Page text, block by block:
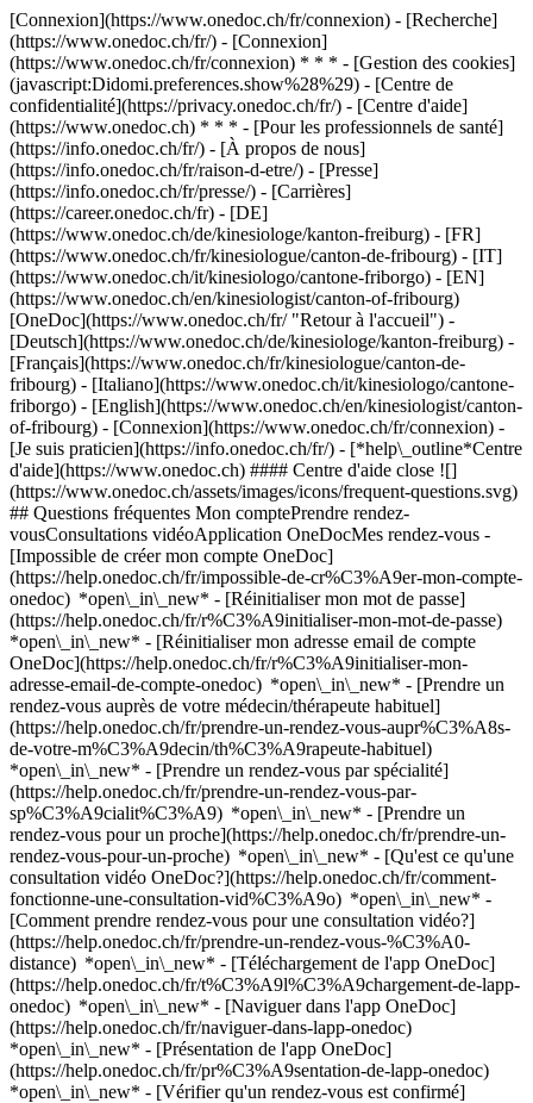
[Connexion](https://www.onedoc.ch/fr/connexion) - [Recherche]
(https://www.onedoc.ch/fr/) - [Connexion]
(https://www.onedoc.ch/fr/connexion) * * * - [Gestion des cookies]
(javascript:Didomi.preferences.show%28%29) - [Centre de
confidentialité](https://privacy.onedoc.ch/fr/) - [Centre d'aide]
(https://www.onedoc.ch) * * * - [Pour les professionnels de santé]
(https://info.onedoc.ch/fr/) - [À propos de nous]
(https://info.onedoc.ch/fr/raison-d-etre/) - [Presse]
(https://info.onedoc.ch/fr/presse/) - [Carrières]
(https://career.onedoc.ch/fr) - [DE]
(https://www.onedoc.ch/de/kinesiologe/kanton-freiburg) - [FR]
(https://www.onedoc.ch/fr/kinesiologue/canton-de-fribourg) - [IT]
(https://www.onedoc.ch/it/kinesiologo/cantone-friborgo) - [EN]
(https://www.onedoc.ch/en/kinesiologist/canton-of-fribourg)
[OneDoc](https://www.onedoc.ch/fr/ "Retour à l'accueil") -
[Deutsch](https://www.onedoc.ch/de/kinesiologe/kanton-freiburg) -
[Français](https://www.onedoc.ch/fr/kinesiologue/canton-de-
fribourg) - [Italiano](https://www.onedoc.ch/it/kinesiologo/cantone-
friborgo) - [English](https://www.onedoc.ch/en/kinesiologist/canton-
of-fribourg) - [Connexion](https://www.onedoc.ch/fr/connexion) -
[Je suis praticien](https://info.onedoc.ch/fr/) - [*help\_outline*Centre
d'aide](https://www.onedoc.ch) #### Centre d'aide close ![]
(https://www.onedoc.ch/assets/images/icons/frequent-questions.svg)
## Questions fréquentes Mon comptePrendre rendez-
vousConsultations vidéoApplication OneDocMes rendez-vous -
[Impossible de créer mon compte OneDoc]
(https://help.onedoc.ch/fr/impossible-de-cr%C3%A9er-mon-compte-
onedoc) *open\_in\_new* - [Réinitialiser mon mot de passe]
(https://help.onedoc.ch/fr/r%C3%A9initialiser-mon-mot-de-passe)
*open\_in\_new* - [Réinitialiser mon adresse email de compte
OneDoc](https://help.onedoc.ch/fr/r%C3%A9initialiser-mon-
adresse-email-de-compte-onedoc) *open\_in\_new* - [Prendre un
rendez-vous auprès de votre médecin/thérapeute habituel]
(https://help.onedoc.ch/fr/prendre-un-rendez-vous-aupr%C3%A8s-
de-votre-m%C3%A9decin/th%C3%A9rapeute-habituel)
*open\_in\_new* - [Prendre un rendez-vous par spécialité]
(https://help.onedoc.ch/fr/prendre-un-rendez-vous-par-
sp%C3%A9cialit%C3%A9) *open\_in\_new* - [Prendre un
rendez-vous pour un proche](https://help.onedoc.ch/fr/prendre-un-
rendez-vous-pour-un-proche) *open\_in\_new* - [Qu'est ce qu'une
consultation vidéo OneDoc?](https://help.onedoc.ch/fr/comment-
fonctionne-une-consultation-vid%C3%A9o) *open\_in\_new* -
[Comment prendre rendez-vous pour une consultation vidéo?]
(https://help.onedoc.ch/fr/prendre-un-rendez-vous-%C3%A0-
distance) *open\_in\_new* - [Téléchargement de l'app OneDoc]
(https://help.onedoc.ch/fr/t%C3%A9l%C3%A9chargement-de-lapp-
onedoc) *open\_in\_new* - [Naviguer dans l'app OneDoc]
(https://help.onedoc.ch/fr/naviguer-dans-lapp-onedoc)
*open\_in\_new* - [Présentation de l'app OneDoc]
(https://help.onedoc.ch/fr/pr%C3%A9sentation-de-lapp-onedoc)
*open\_in\_new* - [Vérifier qu'un rendez-vous est confirmé](https://help.onedoc.ch/fr/v%C3%A9rifier-quun-rendez-vous-est-confirm%C3%A9) *open\_in\_new* - [Annuler un rendez-vous pris en ligne sur OneDoc](https://help.onedoc.ch/fr/annuler-un-rendez-vous-pris-en-ligne-sur-onedoc) *open\_in\_new* - [Je ne reçois pas de confirmation de rendez-vous](https://help.onedoc.ch/fr/je-ne-re%C3%A7ois-pas-de-confirmation-de-rendez-vous) *open\_in\_new* [Voir tous nos articles *open\_in\_new*](https://help.onedoc.ch/fr/) close ## Modifier votre recherche ![Maison avec un signe plus annonçant qu’une consultation peut être effectuée sur place](https://www.onedoc.ch/assets/images/icons/on-site.svg) Sur place ![Caméra avec un symbole lecture annonçant qu’une consultation peut être effectuée à distance en vidéo](https://www.onedoc.ch/assets/images/icons/remote.svg) À distance Rechercher #### Spécialités #### Praticiens #### Établissements edit Kinésiologue dans le canton de Fribourg tune Filtrer par Nouveaux patients*keyboard\_arrow\_down* - Acceptés*check\_circle* Langue parlée*keyboard\_arrow\_down* - Albanais*check\_circle* - Anglais*check\_circle* - Espagnol*check\_circle* - Français*check\_circle* - Portugais*check\_circle* - Tchèque*check\_circle* Sexe*keyboard\_arrow\_down* - Femme*check\_circle* - Homme*check\_circle* Réseau*keyboard\_arrow\_down* - ASCA*check\_circle* - RME*check\_circle* Disponibilité*keyboard\_arrow\_down* - Disponible aujourdhui*check\_circle* - Dans les 3 prochains jours*check\_circle* - Dans les 7 prochains jours*check\_circle* - Dans les 14 prochains jours*check\_circle* # Kinésiologue dans le canton de Fribourg: prenez rendez-vous en ligne aujourd'hui [![M. Florian Gandubert, ostéopathe à Fribourg](https://assets.onedoc.ch/images/users/d830776ad453d932aa1dd05a77c5f871f818ba4239b6e2414797c6981a611c09-small.jpg "M. Florian Gandubert, ostéopathe à Fribourg")](https://www.onedoc.ch/fr/osteopathe/fribourg/pkxl/florian-gandubert) ### [M. Florian Gandubert](https://www.onedoc.ch/fr/osteopathe/fribourg/pkxl/florian-gandubert) ![Badge indiquant un profil vérifié](https://www.onedoc.ch/assets/images/icons/checkmark.svg) [Ostéopathe](https://www.onedoc.ch/fr/osteopathe/fribourg), [Kinésiologue](https://www.onedoc.ch/fr/kinesiologue/fribourg) [Cabinet d'ostéopathie et kinésiologie Florian Gandubert, Espace Anahata](https://www.onedoc.ch/fr/cabinet-d-osteopathie/fribourg/eemu/cabinet-d-osteopathie-et-kinesiologie-florian-gandubert-espace-anahata) Avenue de la Gare 1 1700 Fribourg ![M. Florian Gandubert est affilié au réseau ASCA](https://assets.onedoc.ch/images/networks/logos/496d325fd4282f2f0a46197dd629fd16fcd2d324839e441a2a65aaa74df08a15-small.png)![M. Florian Gandubert est affilié au réseau RME](https://assets.onedoc.ch/images/networks/logos/a202aabd14cdddb5ff03205af2481fb805645ff903773c55a6c572d22f23762e-small.png) ![Icône caméra avec un symbole lecture annonçant que le professionnel de santé propose des consultations vidéo](https://www.onedoc.ch/assets/images/icons/video-consultations.svg)Consultations vidéo disponibles ![Icône patient avec un signe plus annonçant que le professionnel accepte de nouveaux patients](https://www.onedoc.ch/assets/images/icons/new-patients.svg)Accepte les nouveaux patients [Réserver un RDV](https://www.onedoc.ch/fr/osteopathe/fribourg/pkxl/florian-gandubert) *chevron\_left* lun. 03 août *chevron\_right* Voir plus de rendez-vous *error\_outline* Une erreur s'est produite lors du chargement des disponibilités [Réessayer](https://www.onedoc.ch) [![Mme Carole Isler, kinésiologue à Morlon](https://assets.onedoc.ch/images/users/631a6b02b14a1d4d3c2c88ce16e5d671437f8604716b15c7715c8c953e7e7a65-small.jpg "Mme Carole Isler, kinésiologue à Morlon")](https://www.onedoc.ch/fr/kinesiologue/morlon/pc03b/carole-isler) ### [Mme Carole Isler](https://www.onedoc.ch/fr/kinesiologue/morlon/pc03b/carole-isler) ![Badge indiquant un profil vérifié](https://www.onedoc.ch/assets/images/icons/checkmark.svg) [Kinésiologue](https://www.onedoc.ch/fr/kinesiologue/morlon) Carole Isler, Kinésiologie (Morlon) Route du Lac 23 1638 Morlon ![Mme Carole Isler est affiliée au réseau ASCA](https://assets.onedoc.ch/images/networks/logos/496d325fd4282f2f0a46197dd629fd16fcd2d324839e441a2a65aaa74df08a15-small.png)![Mme Carole Isler est affiliée au réseau RME](https://assets.onedoc.ch/images/networks/logos/a202aabd14cdddb5ff03205af2481fb805645ff903773c55a6c572d22f23762e-small.png) ![Icône patient avec un signe plus annonçant que le professionnel accepte de nouveaux patients](https://www.onedoc.ch/assets/images/icons/new-patients.svg)Accepte les nouveaux patients [Réserver un RDV](https://www.onedoc.ch/fr/kinesiologue/morlon/pc03b/carole-isler) *chevron\_left* lun. 03 août *chevron\_right* Voir plus de rendez-vous *error\_outline* Une erreur s'est produite lors du chargement des disponibilités [Réessayer](https://www.onedoc.ch) [![Mme Audrey Tâche, kinésiologue à Villars-sur-Glâne](https://assets.onedoc.ch/images/users/8a4e6b6e6cb5324140d12b704e5233047f56d8acb36479c1d54d05cb29d23d86-small.jpg "Mme Audrey Tâche, kinésiologue à Villars-sur-Glâne")](https://www.onedoc.ch/fr/kinesiologue/villars-sur-glane/pconk/audrey-tache) ### [Mme Audrey Tâche](https://www.onedoc.ch/fr/kinesiologue/villars-sur-glane/pconk/audrey-tache) ![Badge indiquant un profil vérifié](https://www.onedoc.ch/assets/images/icons/checkmark.svg) [Kinésiologue](https://www.onedoc.ch/fr/kinesiologue/villars-sur-glane) [Ode-Rê Kiné (Audrey Tâche), dans les locaux Le Cab'](https://www.onedoc.ch/fr/cabinet-paramedical/villars-sur-glane/e811/ode-re-kine-audrey-tache-dans-les-locaux-le-cab) Rue du Centre 20 1752 Villars-sur-Glâne ![Mme Audrey Tâche est affiliée au réseau ASCA](https://assets.onedoc.ch/images/networks/logos/496d325fd4282f2f0a46197dd629fd16fcd2d324839e441a2a65aaa74df08a15-small.png) ![Icône patient avec un signe plus annonçant que le professionnel accepte de nouveaux patients](https://www.onedoc.ch/assets/images/icons/new-patients.svg)Accepte les nouveaux patients [Réserver un RDV](https://www.onedoc.ch/fr/kinesiologue/villars-sur-glane/pconk/audrey-tache) *chevron\_left* lun. 03 août *chevron\_right* Voir plus de rendez-vous *error\_outline* Une erreur s'est produite lors du chargement des disponibilités [Réessayer](https://www.onedoc.ch) [![Mme Caroline Promeneur Gourmit, kinésiologue à Fétigny](https://assets.onedoc.ch/images/users/be89f0fd4101a3e1fa78784e8fbdba80f1efefeb630def9495f5fa8b36d3adf3-small.jpg "Mme Caroline Promeneur Gourmit, kinésiologue à Fétigny")](https://www.onedoc.ch/fr/kinesiologue/fetigny/pc1ew/caroline-promeneur-gourmit) ### [Mme Caroline Promeneur Gourmit](https://www.onedoc.ch/fr/kinesiologue/fetigny/pc1ew/caroline-promeneur-gourmit) ![Badge indiquant un profil vérifié](https://www.onedoc.ch/assets/images/icons/checkmark.svg) [Kinésiologue](https://www.onedoc.ch/fr/kinesiologue/fetigny) Réminiscence Kinésiologie Pré de Ville 6 1532 Fétigny ![Mme Caroline Promeneur Gourmit est affiliée au réseau RME](https://assets.onedoc.ch/images/networks/logos/a202aabd14cdddb5ff03205af2481fb805645ff903773c55a6c572d22f23762e-small.png) ![Icône patient avec un signe plus annonçant que le professionnel accepte de nouveaux patients](https://www.onedoc.ch/assets/images/icons/new-patients.svg)Accepte les nouveaux patients [Réserver un RDV](https://www.onedoc.ch/fr/kinesiologue/fetigny/pc1ew/caroline-promeneur-gourmit) *chevron\_left* lun. 03 août *chevron\_right* Voir plus de rendez-vous *error\_outline* Une erreur s'est produite lors du chargement des disponibilités [Réessayer](https://www.onedoc.ch) [![M. Ian Mivroz, kinésiologue à Gibloux](https://assets.onedoc.ch/images/users/d8049d24c93e83bbe935231e607ef29cdba4d31561eecb3d0e827e27542d0cdc-small.png "M. Ian Mivroz, kinésiologue à Gibloux")](https://www.onedoc.ch/fr/kinesiologue/gibloux/pcyt7/ian-mivroz) ### [M. Ian Mivroz](https://www.onedoc.ch/fr/kinesiologue/gibloux/pcyt7/ian-mivroz) ![Badge indiquant un profil vérifié](https://www.onedoc.ch/assets/images/icons/checkmark.svg) [Kinésiologue](https://www.onedoc.ch/fr/kinesiologue/gibloux) Gaian Kinésiologie au cabinet Physio Gibloux Route des Ecoles 5 1726 Gibloux ![Icône patient avec un signe plus annonçant que le professionnel accepte de nouveaux patients](https://www.onedoc.ch/assets/images/icons/new-patients.svg)Accepte les nouveaux patients [Réserver un RDV](https://www.onedoc.ch/fr/kinesiologue/gibloux/pcyt7/ian-mivroz) [![Mme Françoise Tinguely, kinésiologue à Fribourg](https://assets.onedoc.ch/images/users/da3c039a5b9a681b0c8bd61c7eb001c3a89971be7ddf4850bf60ea7905e608be-small.jpg "Mme Françoise Tinguely, kinésiologue à Fribourg")](https://www.onedoc.ch/fr/kinesiologue/fribourg/px3i/francoise-tinguely) ### [Mme Françoise Tinguely](https://www.onedoc.ch/fr/kinesiologue/fribourg/px3i/francoise-tinguely) ![Badge indiquant un profil vérifié](https://www.onedoc.ch/assets/images/icons/checkmark.svg) [Kinésiologue](https://www.onedoc.ch/fr/kinesiologue/fribourg) Cabinet de Françoise Tinguely Rue la Grand-Fontaine 34 1700 Fribourg ![Mme Françoise Tinguely est affiliée au réseau ASCA](https://assets.onedoc.ch/images/networks/logos/496d325fd4282f2f0a46197dd629fd16fcd2d324839e441a2a65aaa74df08a15-small.png) ![Icône patient avec un signe plus annonçant que le professionnel accepte de nouveaux patients](https://www.onedoc.ch/assets/images/icons/new-patients.svg)Accepte les nouveaux patients [Réserver un RDV](https://www.onedoc.ch/fr/kinesiologue/fribourg/px3i/francoise-tinguely) [![Mme Adrienne Brasey, kinésiologue à Rueyres-les-Prés](https://assets.onedoc.ch/images/users/1421ee667feee5dbceedbfa6a56812ac6c105724acb32fa743a950c399e34aef-small.jpg "Mme Adrienne Brasey, kinésiologue à Rueyres-les-Prés")](https://www.onedoc.ch/fr/kinesiologue/rueyres-les-pres/pcu75/adrienne-brasey) ### [Mme Adrienne Brasey](https://www.onedoc.ch/fr/kine